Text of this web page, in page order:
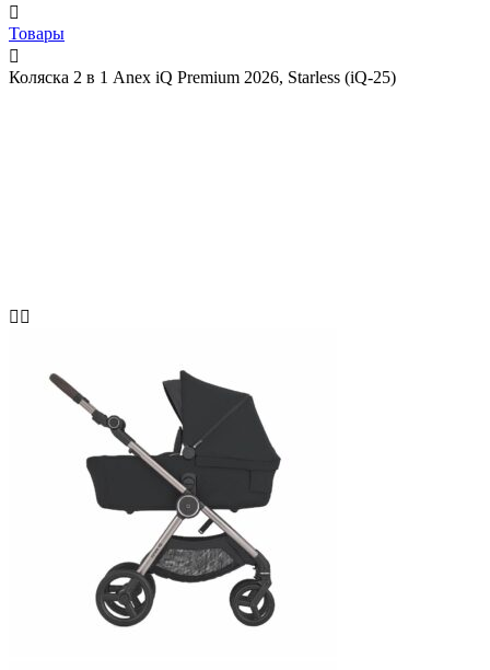
Товары
Коляска 2 в 1 Anex iQ Premium 2026, Starless (iQ-25)